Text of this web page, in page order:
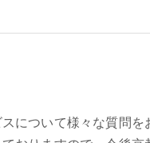
について様々な質問を